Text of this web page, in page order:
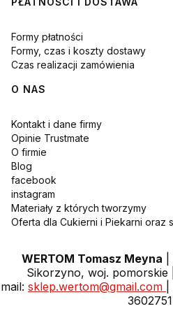
Formy płatności
Formy, czas i koszty dostawy
Czas realizacji zamówienia
O NAS
Kontakt i dane firmy
Opinie Trustmate
O firmie
Blog
facebook
instagram
Materiały z których tworzymy
Oferta dla Cukierni i Piekarni oraz
WERTOM Tomasz Meyna
Sikorzyno, woj.
mail: sklep.wertom@gmail.com